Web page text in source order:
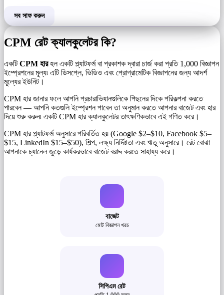
সব সাফ করুন
CPM রেট ক্যালকুলেটর কি?
একটিCPM হারহল একটি প্ল্যাটফর্ম বা প্রকাশক দ্বারা চার্জ করা প্রতি 1,000 বিজ্ঞাপন
ইম্প্রেশনের মূল্য৷ এটি ডিসপ্লে, ভিডিও এবং প্রোগ্রামেটিক বিজ্ঞাপনের জন্য আদর্শ
মূল্যের ইউনিট।
CPM হার জানার ফলে আপনি প্রচারাভিযানগুলিকে পিছনের দিকে পরিকল্পনা করতে
পারবেন — আপনি কতগুলি ইম্প্রেশন পাবেন তা অনুমান করতে আপনার বাজেট এবং হার
দিয়ে শুরু করুন৷ একটি CPM হার ক্যালকুলেটর তাৎক্ষণিকভাবে এই গণিত করে।
CPM হার প্ল্যাটফর্ম অনুসারে পরিবর্তিত হয় (Google $2–$10, Facebook $5–
$15, LinkedIn $15–$50), শিল্প, লক্ষ্য নির্দিষ্টতা এবং ঋতু অনুসারে। রেট বোঝা
আপনাকে চ্যানেল জুড়ে কার্যকরভাবে বাজেট বরাদ্দ করতে সাহায্য করে।
বাজেট
মোট বিজ্ঞাপন খরচ
সিপিএম রেট